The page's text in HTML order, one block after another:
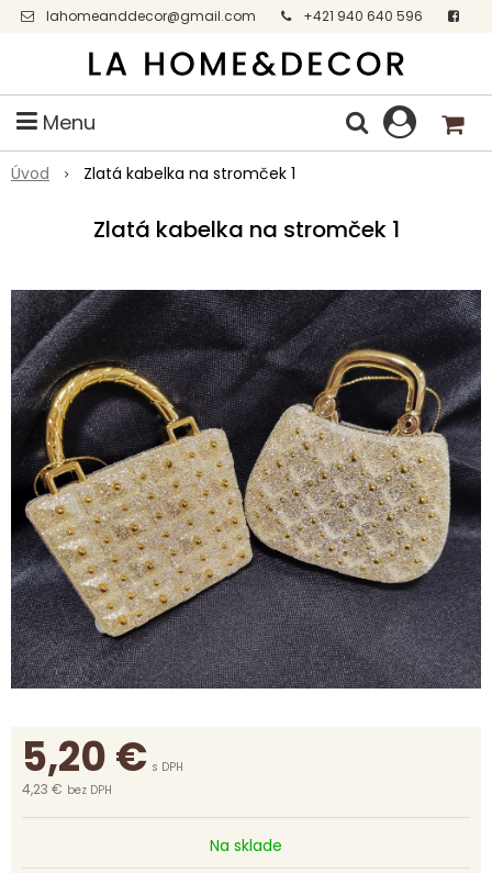
lahomeanddecor@gmail.com
+421 940 640 596
Facebook
Menu
Úvod Zlatá kabelka na stromček 1
Zlatá kabelka na stromček 1
5,20€ s DPH
4,23 € bez DPH
Na sklade